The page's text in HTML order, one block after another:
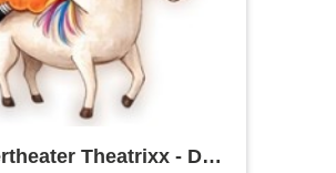
Theatrixx - Das